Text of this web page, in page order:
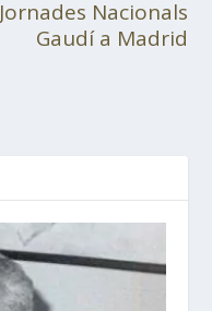
Jornades Nacionals
Gaudí a Madrid